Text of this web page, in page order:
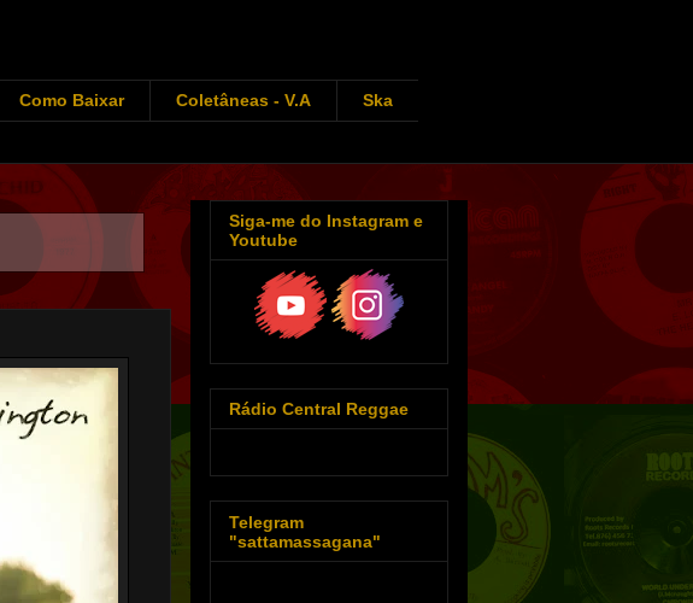
Como Baixar Coletâneas - V.A Ska
Siga-me do Instagram e
Youtube
Rádio Central Reggae
Telegram
"sattamassagana"